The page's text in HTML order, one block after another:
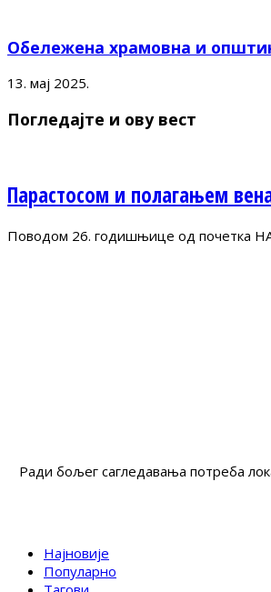
Обележена храмовна и
13. мај 2025.
Погледајте и ову вест
Парастосом и полагањем
Поводом 26. годишњице од почетка
Ради бољег сагледавања потреба
Најновије
Популарно